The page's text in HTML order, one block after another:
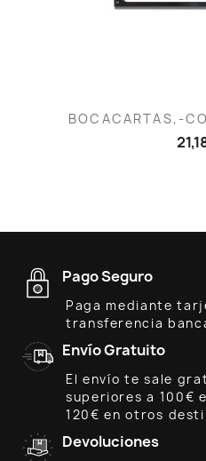
BOCACARTAS,-
Pago Seguro
Paga mediante
transferencia
Envío Gratuito
El envío te sale
superiores a 100€
120€ en otros
Devoluciones